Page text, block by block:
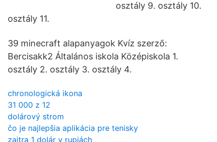
osztály 9. osztály 10.
osztály 11.
39 minecraft alapanyagok Kvíz szerző:
Bercisakk2 Általános iskola Középiskola 1.
osztály 2. osztály 3. osztály 4.
chronologická ikona
31 000 z 12
dolárový strom
čo je najlepšia aplikácia pre tenisky
zajtra 1 dolár v rupiách